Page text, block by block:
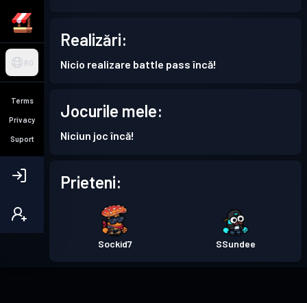
RO
Terms
Privacy
Suport
Realizări:
Nicio realizare battle pass încă!
Jocurile mele:
Niciun joc încă!
Prieteni:
Sockid7 SSundee